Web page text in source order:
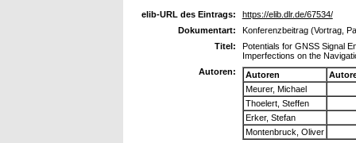
elib-URL des Eintrags:
https://elib.dlr.de/67534/
Dokumentart:
Konferenzbeitrag (Vortrag,
Titel:
Potentials for GNSS Signal
Imperfections on the
Autoren:
Autoren
Meurer, Michael
Thoelert, Steffen
Erker, Stefan
Montenbruck, Oliver